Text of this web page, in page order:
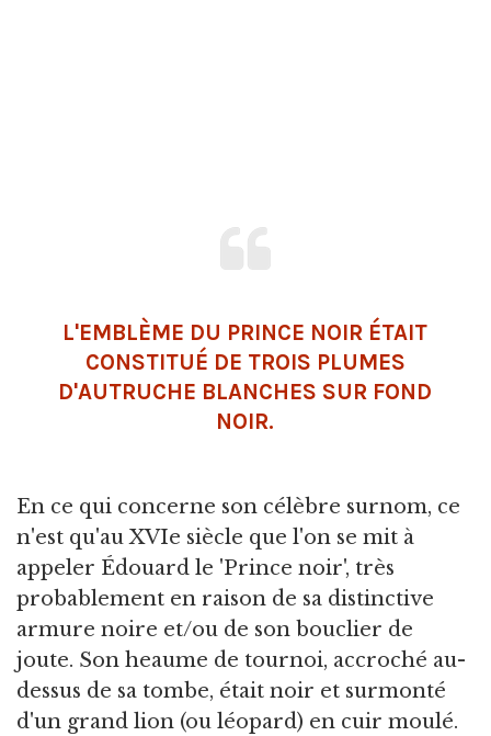
L'EMBLÈME DU PRINCE NOIR ÉTAIT
CONSTITUÉ DE TROIS PLUMES
D'AUTRUCHE BLANCHES SUR FOND
NOIR.
En ce qui concerne son célèbre surnom, ce
n'est qu'au XVIe siècle que l'on se mit à
appeler Édouard le 'Prince noir', très
probablement en raison de sa distinctive
armure noire et/ou de son bouclier de
joute. Son heaume de tournoi, accroché au-
dessus de sa tombe, était noir et surmonté
d'un grand lion (ou léopard) en cuir moulé.